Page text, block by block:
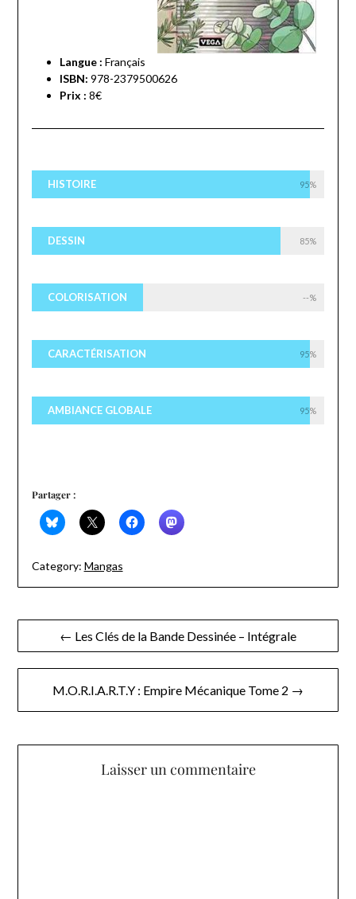
Langue : Français
ISBN: 978-2379500626
Prix : 8€
HISTOIRE 95%
DESSIN 85%
COLORISATION --%
CARACTÉRISATION 95%
AMBIANCE GLOBALE 95%
Partager :
Category: Mangas
Navigation
de
l’article
← Les Clés de la Bande Dessinée – Intégrale
M.O.R.I.A.R.T.Y : Empire Mécanique Tome 2 →
Laisser un commentaire